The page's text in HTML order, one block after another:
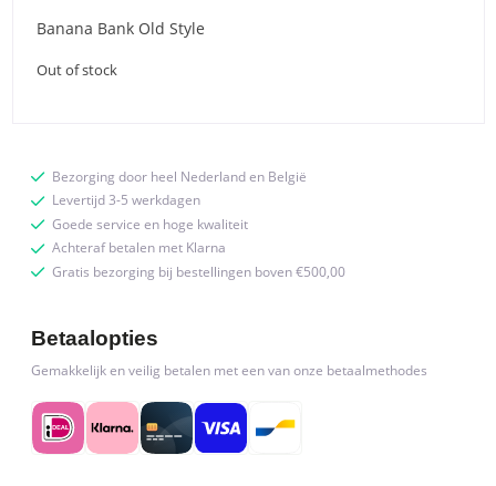
Banana Bank Old Style
Out of stock
Bezorging door heel Nederland en België
Levertijd 3-5 werkdagen
Goede service en hoge kwaliteit
Achteraf betalen met Klarna
Gratis bezorging bij bestellingen boven €500,00
Betaalopties
Gemakkelijk en veilig betalen met een van onze betaalmethodes